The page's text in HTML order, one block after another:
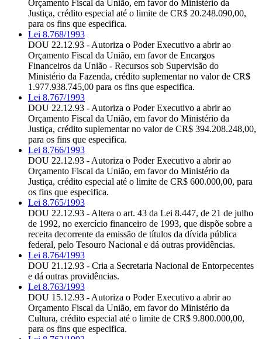
Orçamento Fiscal da União, em favor do Ministério da
Justiça, crédito especial até o limite de CR$ 20.248.090,00,
para os fins que especifica.
Lei 8.768/1993
DOU 22.12.93 - Autoriza o Poder Executivo a abrir ao
Orçamento Fiscal da União, em favor de Encargos
Financeiros da União - Recursos sob Supervisão do
Ministério da Fazenda, crédito suplementar no valor de CR$
1.977.938.745,00 para os fins que especifica.
Lei 8.767/1993
DOU 22.12.93 - Autoriza o Poder Executivo a abrir ao
Orçamento Fiscal da União, em favor do Ministério da
Justiça, crédito suplementar no valor de CR$ 394.208.248,00,
para os fins que especifica.
Lei 8.766/1993
DOU 22.12.93 - Autoriza o Poder Executivo a abrir ao
Orçamento Fiscal da União, em favor do Ministério da
Justiça, crédito especial até o limite de CR$ 600.000,00, para
os fins que especifica.
Lei 8.765/1993
DOU 22.12.93 - Altera o art. 43 da Lei 8.447, de 21 de julho
de 1992, no exercício financeiro de 1993, que dispõe sobre a
receita decorrente da emissão de títulos da dívida pública
federal, pelo Tesouro Nacional e dá outras providências.
Lei 8.764/1993
DOU 21.12.93 - Cria a Secretaria Nacional de Entorpecentes
e dá outras providências.
Lei 8.763/1993
DOU 15.12.93 - Autoriza o Poder Executivo a abrir ao
Orçamento Fiscal da União, em favor do Ministério da
Cultura, crédito especial até o limite de CR$ 9.800.000,00,
para os fins que especifica.